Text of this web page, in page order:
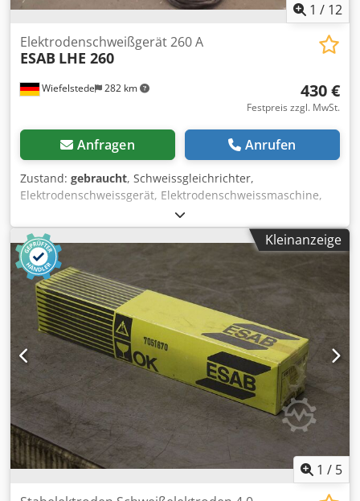
1 / 12
Wiefelstede 282 km
Elektrodenschweißgerät 260 A
ESAB LHE 260
430 €
Festpreis zzgl. MwSt.
Anfragen Anrufen
Zustand: gebraucht, Schweissgleichrichter,
Elektrodenschweissgerät, Elektrodenschweissmaschine,
Elektroden-Schweiss-Gleichrichter -Hersteller: ESAB,
Schweissgleichrichter Typ LHE 260 -Schweissleistung: max.
260 A -Schweisskabel: mit Elektrodenklemme -Massekabel
Chsdpsuxg Idefx Afdoa -Abmessung: 710/480/H865 mm -
Gewicht: 119 kg
Kleinanzeige
1 / 5